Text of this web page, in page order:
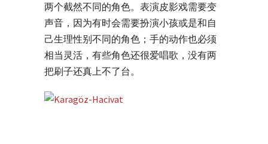
两个截然不同的角色。表演皮影戏需要变
声音，因为有时会需要扮演小孩或是和自
己生理性别不同的角色；手的动作也必须
相当灵活，有些角色还很爱唱歌，没有两
把刷子还真上不了台。